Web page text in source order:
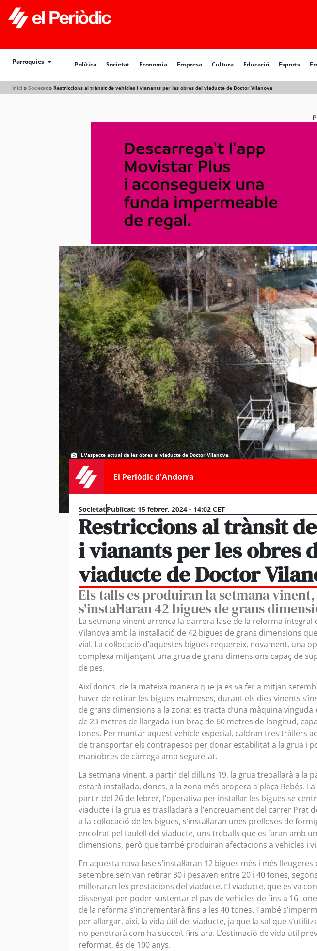
Parroquies Política Societat Economia Empresa Cultura Educació Esports
Inici » Societat » Restriccions al trànsit de vehicles i vianants per les obres del viaducte de Doctor Vilanova
Política Societat
L\'aspecte actual de les obres al viaducte de Doctor Vilanova.
El Periòdic d'Andorra
SocietatPublicat: 15 febrer, 2024 - 14:02 CET
Restriccions al trànsit
i vianants per les obres
viaducte de Doctor
Els talls es produiran la setmana
s'instal·laran 42 bigues de grans
La setmana vinent arrenca la darrera fase de la reforma integral
Vilanova amb la instal·lació de 42 bigues de grans dimensions
vial. La col·locació d’aquestes bigues requereix, novament, una
complexa mitjançant una grua de grans dimensions capaç de
de pes.
Així doncs, de la mateixa manera que ja es va fer a mitjan
haver de retirar les bigues malmeses, durant els dies vinents
de grans dimensions a la zona: es tracta d’una màquina
de 23 metres de llargada i un braç de 60 metres de longitud,
tones. Per muntar aquest vehicle especial, caldran tres tràilers
de transportar els contrapesos per donar estabilitat a la grua i
maniobres de càrrega amb seguretat.
La setmana vinent, a partir del dilluns 19, la grua treballarà a la
estarà instal·lada, doncs, a la zona més propera a plaça Rebés.
partir del 26 de febrer, l’operativa per instal·lar les bigues se
viaducte i la grua es traslladarà a l’encreuament del carrer Prat
a la col·locació de les bigues, s’instal·laran unes prelloses de
encofrat pel taulell del viaducte, uns treballs que es faran amb
dimensions, però que també produiran afectacions a vehicles i
En aquesta nova fase s’instal·laran 12 bigues més i més
setembre se’n van retirar 30 i pesaven entre 20 i 40 tones,
milloraran les prestacions del viaducte. El viaducte, que es va
dissenyat per poder sustentar el pas de vehicles de fins a 16
de la reforma s’incrementarà fins a les 40 tones. També
per allargar, així, la vida útil del viaducte, ja que la sal que
no penetrarà com ha succeït fins ara. L’estimació de vida útil
reformat, és de 100 anys.